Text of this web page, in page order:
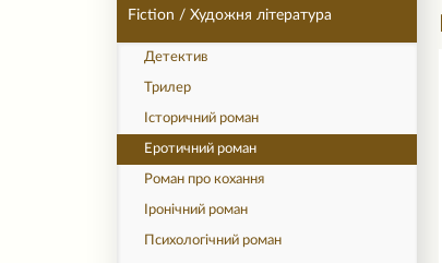
Fiction / Художня література
Детектив
Трилер
Історичний роман
Еротичний роман
Роман про кохання
Іронічний роман
Психологічний роман